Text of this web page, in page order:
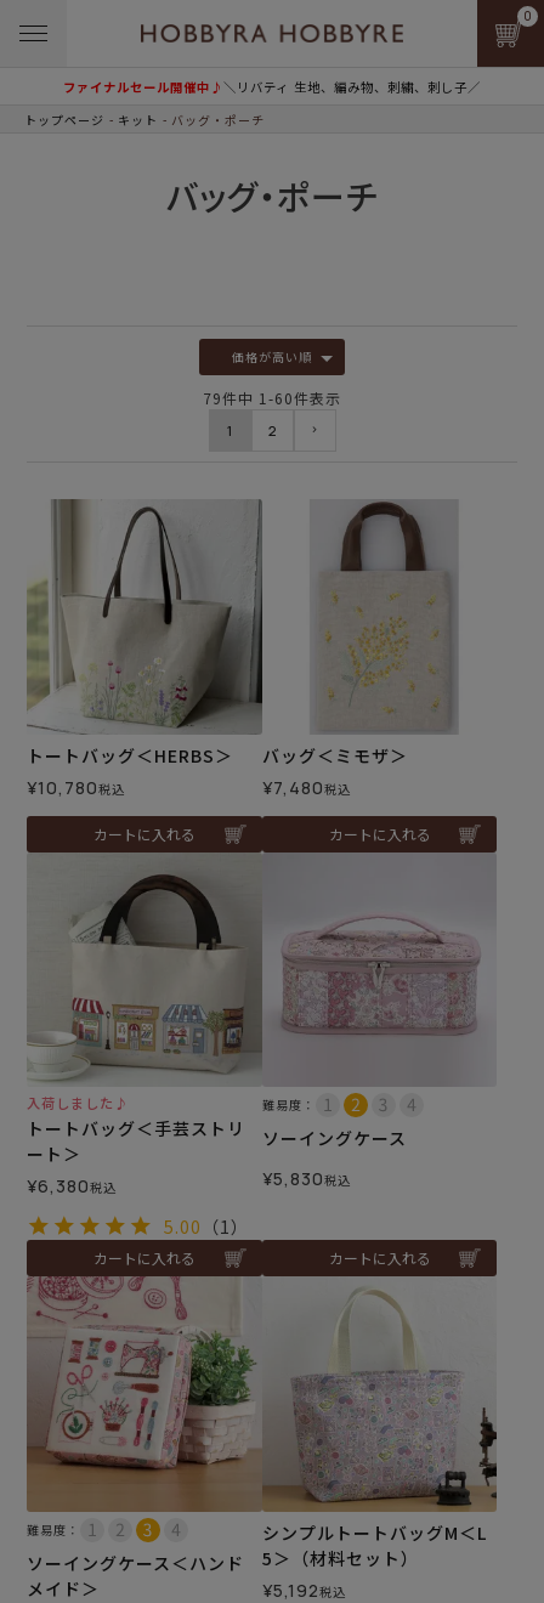
ファイナルセール開催中♪＼リバティ 生地、編み物、刺繍、刺し子／
0
トップページ キット バッグ・ポーチ
バッグ・ポーチ
価格が高い順
79件中 1 -60件表示
1 2
トートバッグ＜HERBS＞
¥10,780税込
カートに入れる
バッグ＜ミモザ＞
¥7,480税込
カートに入れる
入荷しました♪
トートバッグ＜手芸ストリ
ート＞
¥6,380税込
5.00 （1）
カートに入れる
難易度：
ソーイングケース
¥5,830税込
カートに入れる
難易度：
ソーイングケース＜ハンド
メイド＞
シンプルトートバッグM＜L
5＞（材料セット）
¥5,192税込